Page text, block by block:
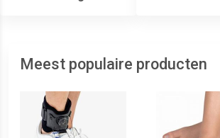
Meest populaire producten